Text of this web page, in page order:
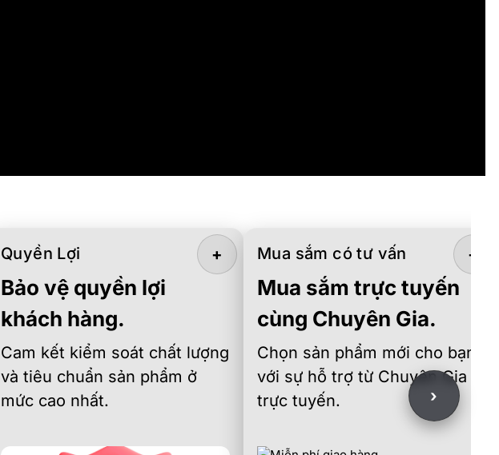
Quyền Lợi
Bảo vệ quyền lợi
khách hàng.
Cam kết kiểm soát chất lượng
và tiêu chuẩn sản phẩm ở
mức cao nhất.
+ Mua sắm có tư vấn
Mua sắm trực tuyến
cùng Chuyên Gia.
Chọn sản phẩm mới cho bạn
với sự hỗ trợ từ Chuyên Gia
trực tuyến.
+
›